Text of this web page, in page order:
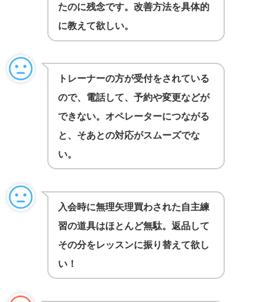
たのに残念です。改善方法を具体的
に教えて欲しい。
トレーナーの方が受付をされている
ので、電話して、予約や変更などが
できない。オペレーターにつながる
と、そあとの対応がスムーズでな
い。
入会時に無理矢理買わされた自主練
習の道具はほとんど無駄。返品して
その分をレッスンに振り替えて欲し
い！